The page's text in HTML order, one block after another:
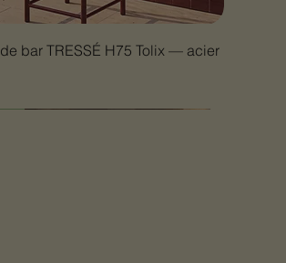
bar TRESSÉ H75 Tolix — acier